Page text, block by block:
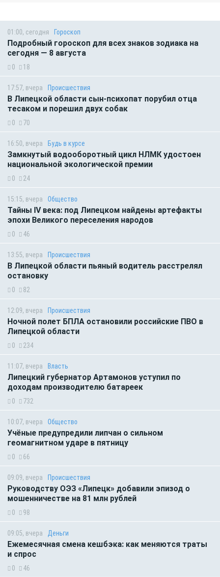
01:00, сегодня Гороскоп
Подробный гороскоп для всех знаков зодиака на
сегодня — 8 августа
0 18
17:57, вчера Происшествия
В Липецкой области сын-психопат порубил отца
тесаком и порешил двух собак
0 70
16:50, вчера Будь в курсе
Замкнутый водооборотный цикл НЛМК удостоен
национальной экологической премии
0 24
15:15, вчера Общество
Тайны IV века: под Липецком найдены артефакты
эпохи Великого переселения народов
0 46
13:55, вчера Происшествия
В Липецкой области пьяный водитель расстрелял
остановку
0 82
12:09, вчера Происшествия
Ночной полет БПЛА остановили российские ПВО в
Липецкой области
0 234
11:07, вчера Власть
Липецкий губернатор Артамонов уступил по
доходам производителю батареек
0 732
10:07, вчера Общество
Учёные предупредили липчан о сильном
геомагнитном ударе в пятницу
0 66
09:09, вчера Происшествия
Руководству ОЭЗ «Липецк» добавили эпизод о
мошенничестве на 81 млн рублей
0 98
09:05, вчера Деньги
Ежемесячная смена кешбэка: как меняются траты
и спрос
0 46